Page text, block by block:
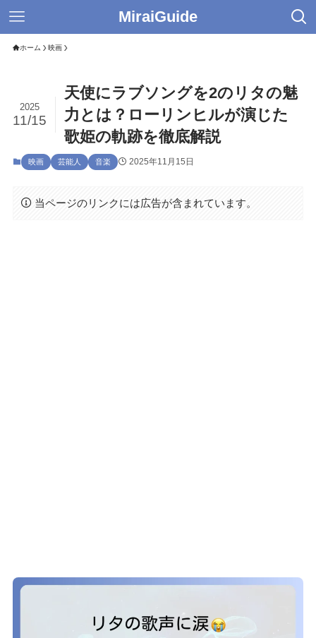
MiraiGuide
ホーム 映画
天使にラブソングを2のリタの魅
力とは？ローリンヒルが演じた
歌姫の軌跡を徹底解説
2025
11/15
映画 芸能人 音楽 2025年11月15日
当ページのリンクには広告が含まれています。